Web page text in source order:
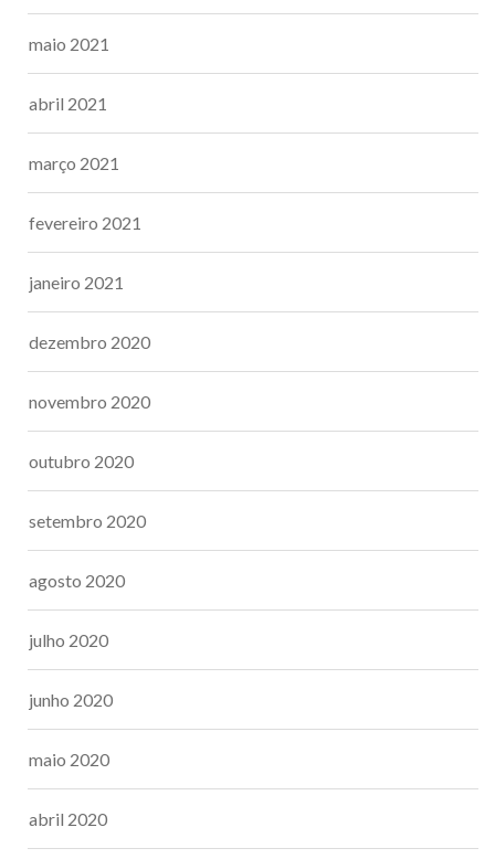
maio 2021
abril 2021
março 2021
fevereiro 2021
janeiro 2021
dezembro 2020
novembro 2020
outubro 2020
setembro 2020
agosto 2020
julho 2020
junho 2020
maio 2020
abril 2020